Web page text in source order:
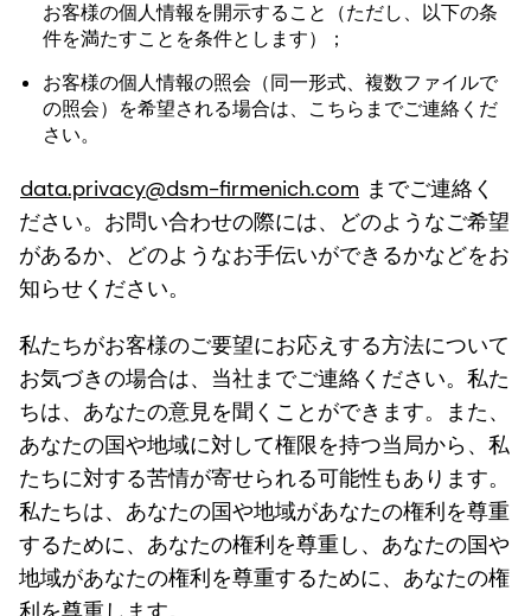
お客様の個人情報を開示すること（ただし、以下の条
件を満たすことを条件とします）；
お客様の個人情報の照会（同一形式、複数ファイルで
の照会）を希望される場合は、こちらまでご連絡くだ
さい。
data.privacy@dsm-firmenich.com までご連絡く
ださい。お問い合わせの際には、どのようなご希望
があるか、どのようなお手伝いができるかなどをお
知らせください。
私たちがお客様のご要望にお応えする方法について
お気づきの場合は、当社までご連絡ください。私た
ちは、あなたの意見を聞くことができます。また、
あなたの国や地域に対して権限を持つ当局から、私
たちに対する苦情が寄せられる可能性もあります。
私たちは、あなたの国や地域があなたの権利を尊重
するために、あなたの権利を尊重し、あなたの国や
地域があなたの権利を尊重するために、あなたの権